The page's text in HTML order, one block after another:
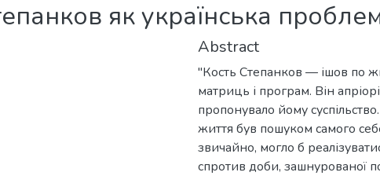
як українська
Abstract
"Кость Степанков — ішов по
матриць і програм. Він
пропонувало йому
життя був пошуком самого
звичайно, могло б
спротив доби, зашнурованої